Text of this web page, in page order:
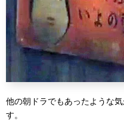
他の朝ドラでもあったような
す。